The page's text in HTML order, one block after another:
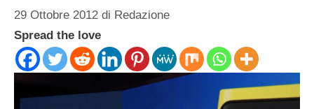
29 Ottobre 2012 di Redazione
Spread the love